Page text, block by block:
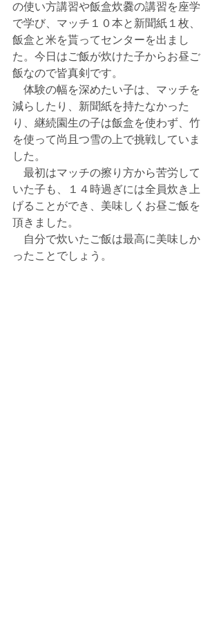
の使い方講習や飯盒炊爨の講習を座学
で学び、マッチ１０本と新聞紙１枚、
飯盒と米を貰ってセンターを出まし
た。今日はご飯が炊けた子からお昼ご
飯なので皆真剣です。
体験の幅を深めたい子は、マッチを
減らしたり、新聞紙を持たなかった
り、継続園生の子は飯盒を使わず、竹
を使って尚且つ雪の上で挑戦していま
した。
最初はマッチの擦り方から苦労して
いた子も、１４時過ぎには全員炊き上
げることができ、美味しくお昼ご飯を
頂きました。
自分で炊いたご飯は最高に美味しか
ったことでしょう。